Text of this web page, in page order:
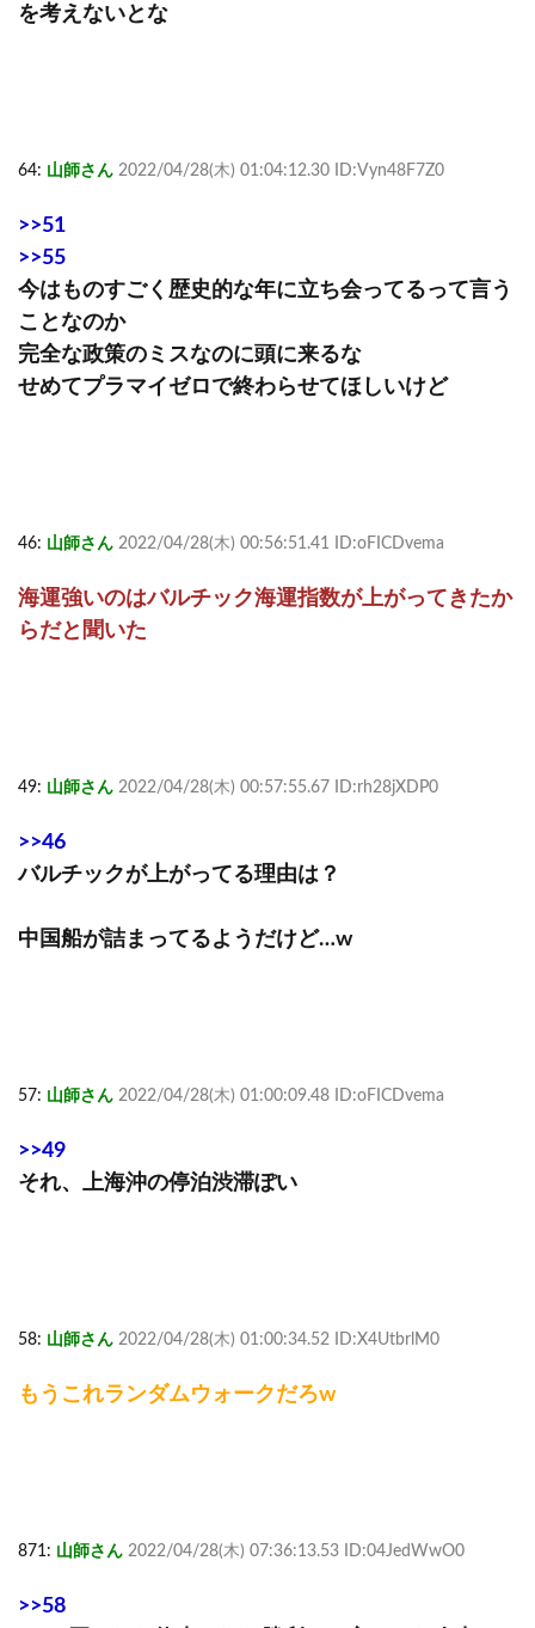
を考えないとな
64: 山師さん 2022/04/28(木) 01:04:12.30 ID:Vyn48F7Z0
>>51
>>55
今はものすごく歴史的な年に立ち会ってるって言う
ことなのか
完全な政策のミスなのに頭に来るな
せめてプラマイゼロで終わらせてほしいけど
46: 山師さん 2022/04/28(木) 00:56:51.41 ID:oFICDvema
海運強いのはバルチック海運指数が上がってきたか
らだと聞いた
49: 山師さん 2022/04/28(木) 00:57:55.67 ID:rh28jXDP0
>>46
バルチックが上がってる理由は？
中国船が詰まってるようだけど…w
57: 山師さん 2022/04/28(木) 01:00:09.48 ID:oFICDvema
>>49
それ、上海沖の停泊渋滞ぽい
58: 山師さん 2022/04/28(木) 01:00:34.52 ID:X4UtbrlM0
もうこれランダムウォークだろw
871: 山師さん 2022/04/28(木) 07:36:13.53 ID:04JedWwO0
>>58